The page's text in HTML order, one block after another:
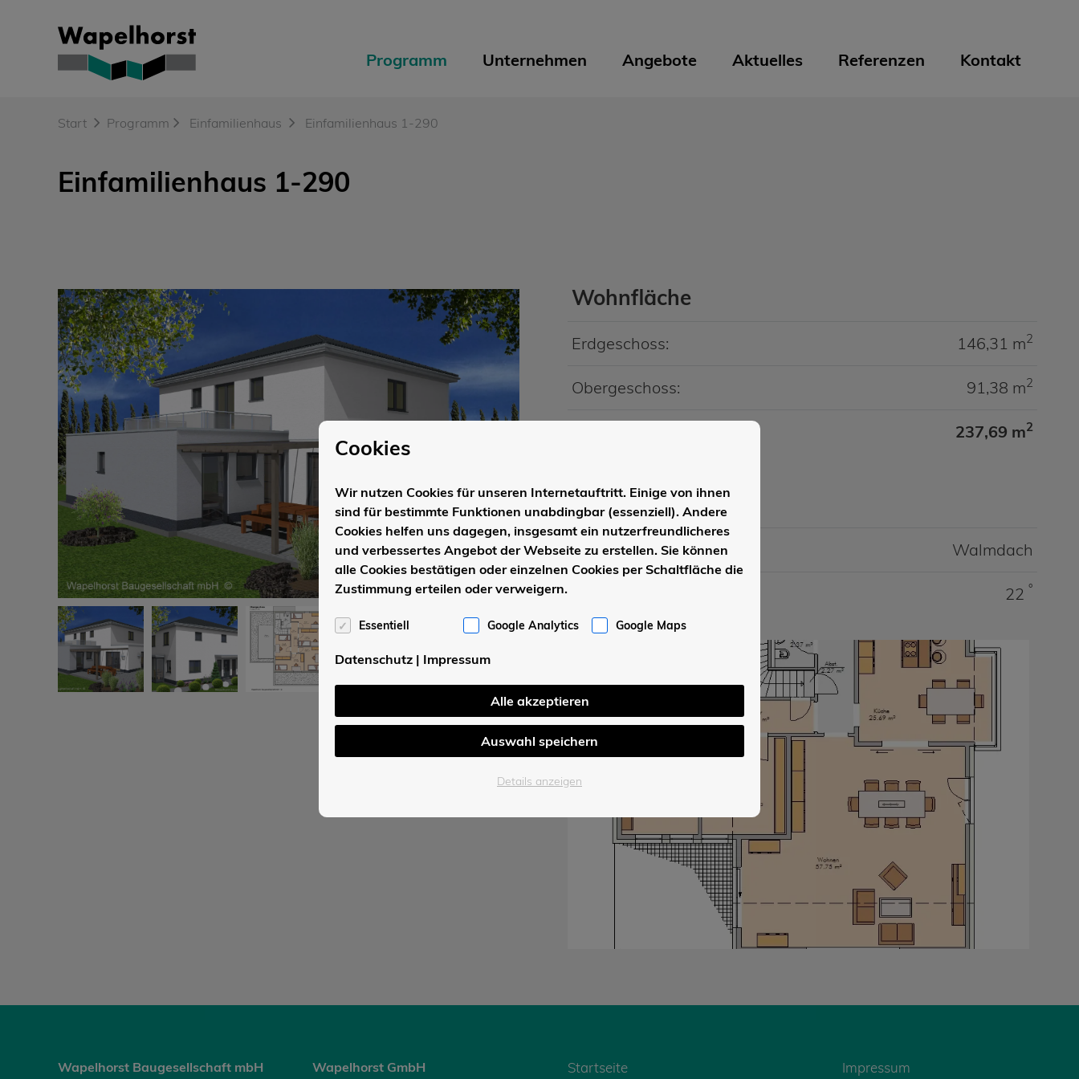
Programm Unternehmen Angebote Aktuelles Referenzen Kontakt
Start Programm Einfamilienhaus Einfamilienhaus 1-290
Einfamilienhaus 1-290
Wohnfläche
Erdgeschoss: 146,31 m2
Obergeschoss: 91,38 m2
237,69 m2
Baukörper
Dachform: Walmdach
22 °
Wapelhorst Baugesellschaft mbH Wapelhorst GmbH
Startseite
Impressum
Cookies
Wir nutzen Cookies für unseren Internetauftritt. Einige von ihnen
sind für bestimmte Funktionen unabdingbar (essenziell). Andere
Cookies helfen uns dagegen, insgesamt ein nutzerfreundlicheres
und verbessertes Angebot der Webseite zu erstellen. Sie können
alle Cookies bestätigen oder einzelnen Cookies per Schaltfläche die
Zustimmung erteilen oder verweigern.
Essentiell Google Analytics Google Maps
Datenschutz | Impressum
Alle akzeptieren
Auswahl speichern
Details anzeigen